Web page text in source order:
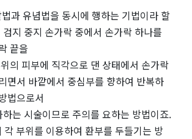
과 유념법을 동시에 행하는 기법이라 할
지 중지 손가락 중에서 손가락 하나를
끝을
의 피부에 직각으로 댄 상태에서 손가락
면서 바깥에서 중심부를 향하여 반복하
법으로서
는 시술이므로 주의를 요하는 방법이죠.
각 부위를 이용하여 환부를 두들기는 방